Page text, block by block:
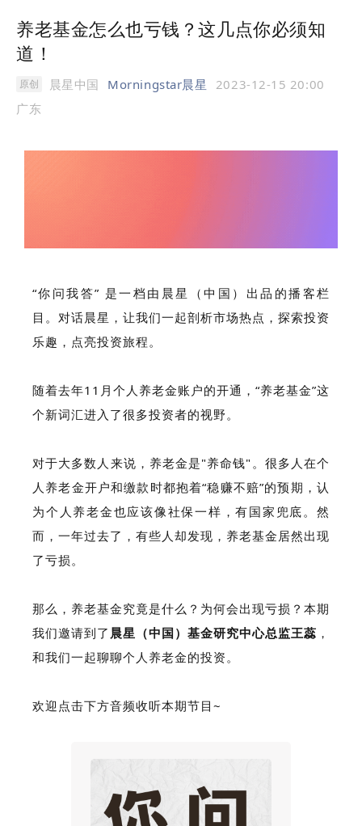
养老基金怎么也亏钱？这几点你必须知
道！
原创 晨星中国 Morningstar晨星
2023-12-15 20:00
广东
“你问我答” 是一档由晨星（中国）出品的播客栏
目。对话晨星，让我们一起剖析市场热点，探索投资
乐趣，点亮投资旅程。
随着去年11月个人养老金账户的开通，“养老基金”这
个新词汇进入了很多投资者的视野。
对于大多数人来说，养老金是"养命钱"。很多人在个
人养老金开户和缴款时都抱着“稳赚不赔”的预期，认
为个人养老金也应该像社保一样，有国家兜底。然
而，一年过去了，有些人却发现，养老基金居然出现
了亏损。
那么，养老基金究竟是什么？为何会出现亏损？本期
我们邀请到了 晨星（中国）基金研究中心总监王蕊 ，
和我们一起聊聊个人养老金的投资。
欢迎点击下方音频收听本期节目~